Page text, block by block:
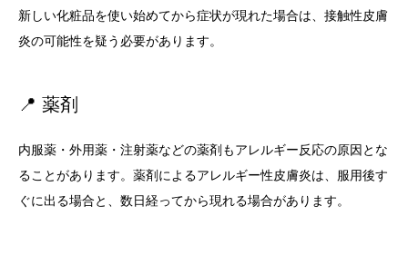
新しい化粧品を使い始めてから症状が現れた場合は、接触性皮膚
炎の可能性を疑う必要があります。
📍 薬剤
内服薬・外用薬・注射薬などの薬剤もアレルギー反応の原因とな
ることがあります。薬剤によるアレルギー性皮膚炎は、服用後す
ぐに出る場合と、数日経ってから現れる場合があります。